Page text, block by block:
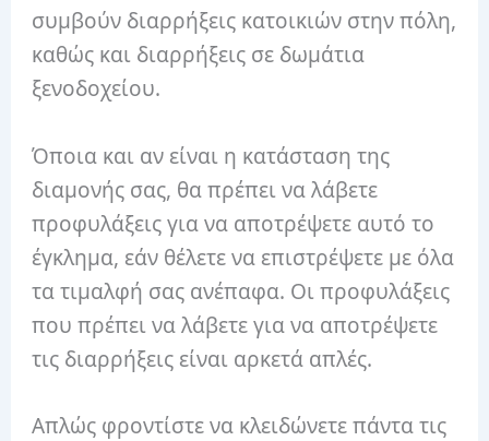
συμβούν διαρρήξεις κατοικιών στην πόλη,
καθώς και διαρρήξεις σε δωμάτια
ξενοδοχείου.
Όποια και αν είναι η κατάσταση της
διαμονής σας, θα πρέπει να λάβετε
προφυλάξεις για να αποτρέψετε αυτό το
έγκλημα, εάν θέλετε να επιστρέψετε με όλα
τα τιμαλφή σας ανέπαφα. Οι προφυλάξεις
που πρέπει να λάβετε για να αποτρέψετε
τις διαρρήξεις είναι αρκετά απλές.
Απλώς φροντίστε να κλειδώνετε πάντα τις